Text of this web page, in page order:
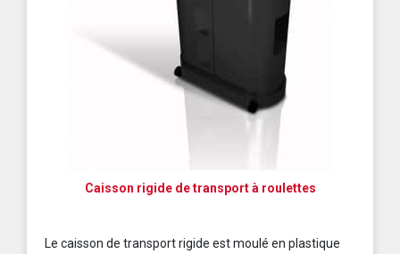
Caisson rigide de transport à roulettes
Le caisson de transport rigide est moulé en plastique